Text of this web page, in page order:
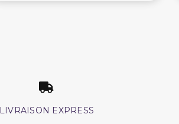
LIVRAISON EXPRESS